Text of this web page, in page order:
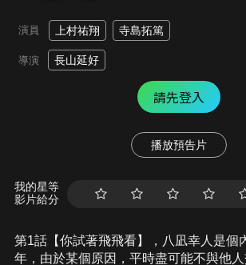
演員 上村祐翔 寺島拓篤
導演 長山延好
請先登入
播放預告片
我的星等
影片給分
第1話【你試著飛飛看】，八凪幸人是個
年，由於某個原因，平時盡可能不與他